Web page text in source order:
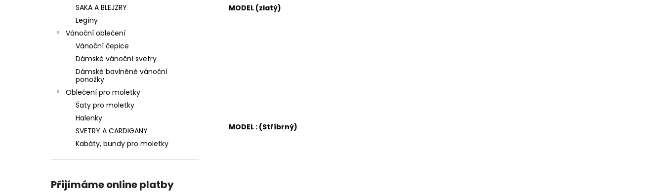
SAKA A BLEJZRY
Legíny
Vánoční oblečení
Vánoční čepice
Dámské vánoční svetry
Dámské bavlněné vánoční
ponožky
Oblečení pro moletky
Šaty pro moletky
Halenky
SVETRY A CARDIGANY
Kabáty, bundy pro moletky
Přijímáme online platby
MODEL (zlatý)
MODEL : (Stříbrný)